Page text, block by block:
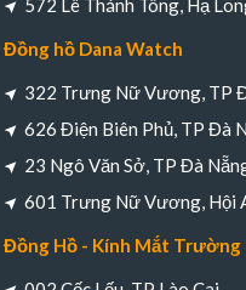
572 Lê Thánh Tông, Hạ
Đồng hồ Dana Watch
322 Trưng Nữ Vương, TP
626 Điện Biên Phủ, TP Đà
23 Ngô Văn Sở, TP Đà
601 Trưng Nữ Vương, Hội
Đồng Hồ - Kính Mắt Trường